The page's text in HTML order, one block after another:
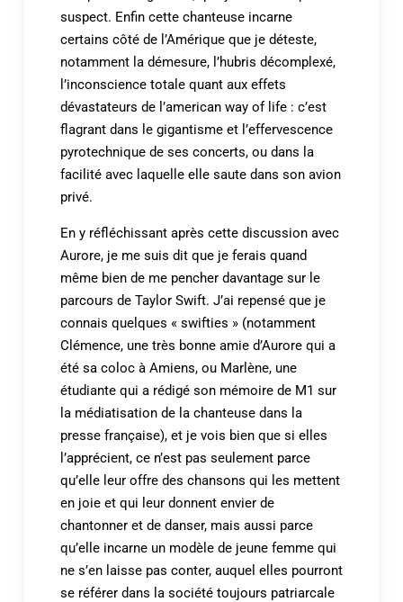
suspect. Enfin cette chanteuse incarne
certains côté de l’Amérique que je déteste,
notamment la démesure, l’hubris décomplexé,
l’inconscience totale quant aux effets
dévastateurs de l’american way of life : c’est
flagrant dans le gigantisme et l’effervescence
pyrotechnique de ses concerts, ou dans la
facilité avec laquelle elle saute dans son avion
privé.
En y réfléchissant après cette discussion avec
Aurore, je me suis dit que je ferais quand
même bien de me pencher davantage sur le
parcours de Taylor Swift. J’ai repensé que je
connais quelques « swifties » (notamment
Clémence, une très bonne amie d’Aurore qui a
été sa coloc à Amiens, ou Marlène, une
étudiante qui a rédigé son mémoire de M1 sur
la médiatisation de la chanteuse dans la
presse française), et je vois bien que si elles
l’apprécient, ce n’est pas seulement parce
qu’elle leur offre des chansons qui les mettent
en joie et qui leur donnent envier de
chantonner et de danser, mais aussi parce
qu’elle incarne un modèle de jeune femme qui
ne s’en laisse pas conter, auquel elles pourront
se référer dans la société toujours patriarcale